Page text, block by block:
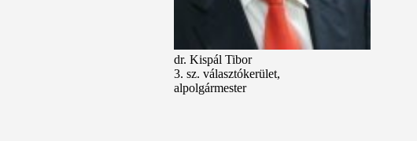
dr. Kispál Tibor
3. sz. választókerület,
alpolgármester